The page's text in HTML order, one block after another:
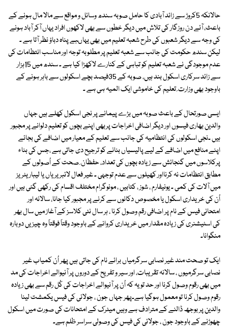
حالانکہ 5کروڑ سے زائد آبادی کا حامل صوبہ سندھ وسائل و مواقع سے مالا مال ہونے کے
باعث، آئے دن روزگار کی تلاش میں دیگر خطوں سے بھی لاکھوں افراد یہاں آکر آباد ہونے
کی وجہ سے دیگر شعبوں کی طرح شعبہ تعلیم میں بھی یہاںبے پناہ دباؤ نظر آتا ہے ۔
لیکن سندھ حکومت کی جانب سے شعبہ تعلیم پر مطلوبہ توجہ اور مناسب انتظامات کی
عدم موجودگی نے شعبہ تعلیم کو تباہی کے کنارے لاکھڑا کیا ہے ۔ سندھ میں 15ہزار
سے زائد سرکاری اسکول بند ہیں، صوبہ کے 35فیصد بچے اسکولوں سے باہر ہونے کے
باوجود بھی وزارت ِ تعلیم کی خاموشی ایک المیہ ہی ہے ۔
ایسی صورتحال کے باعث صوبہ میں بڑے پیمانے پر نجی اسکول کھلے ہیں جہاں
والدین بھاری فیسوں اور دیگر اضافی اخراجات پربھی اپنے بچوں کو تعلیم دلوانے پر مجبور
ہیں ۔نجی اسکولوں کی انتظامیہ کی جانب سے تعلیم کے معیار میں اضافے کی بجائے
اپنے منافع میں اضافے کے لیے پالیسیاں بنانے کو ترجیح دی جاتی ہے ،جس کی بناء
پرکلاسوں میں گنجائش سے زیادہ بچوں کی تعداد، حفظان ِ صحت کے اُصولوں کے
مطابق انتظامات نہ کرنااور کھیلوں سے عدم توجہی ۔ غیر فعال لائبریریاں یا لیباریٹریز
میں آلات کی کمی ۔ یونیفارم ، شوز ، کتابیں ، مونوگرام مختلف اقسام کی رکھی گئی ہیں اور
اُن کی خریداری اسکول یا مخصوص دکانوں سے کرنے پر مجبور کیا جانا، سالانہ اور
امتحانی فیس کے نام پر اضافی رقم وصول کرنا ، ہر سال نئی کلاسز کے آغاز میں سال بھر
کی اسٹیشنری کی زیادہ مقدار میں خریداری کروانے کے باوجود وقتاً فوقتاً وہ چیزیں دوبارہ
منگوانا۔
ایک تو صحت مند غیر نصابی سرگرمیاں برائے نام کی جاتی ہیں پھر اُن کمیاب غیر
نصابی سرگرمیوں ، سالانہ تقریبات، اور سیر و تفریح کے دوروں پر آنیوالے اخراجات کی مد
میں بھی رقوم وصول کرنا اور حد تو یہ کہ اُن پر آنیوالے اخراجات کی کُل رقم سے بھی زیادہ
رقوم وصول کرنا تو معمول ہوگیا ہے۔پھر جہاں جون ، جولائی کی فیس یکمشت لینا
والدین پر بوجھ ڈالنے کے مترادف ہے وہیں میٹرک کے امتحانات کی صورت میں اسکول
چھوڑنے کے باوجود جون ، جولائی کی فیس کی وصولی سراسر ظلم ہے۔